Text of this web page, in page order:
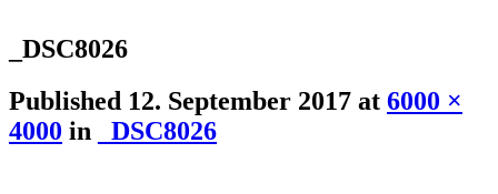
_DSC8026
Published 12. September 2017 at 6000 ×
4000 in _DSC8026